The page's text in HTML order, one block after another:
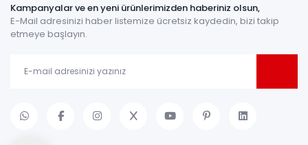
Kampanyalar ve en yeni ürünlerimizden haberiniz olsun,
E-Mail adresinizi haber listemize ücretsiz kaydedin, bizi takip
etmeye başlayın.